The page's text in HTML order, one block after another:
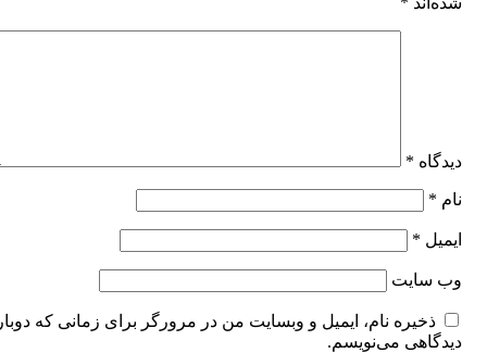
دیدگاه *
نام *
ایمیل *
وب‌ سایت
ذخیره نام، ایمیل و وبسایت من در مرورگر برای زمانی که
دیدگاهی می‌نویسم.